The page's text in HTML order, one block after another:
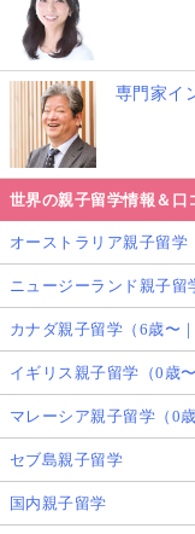
専門家イ
世界の親子留学情報＆口
オーストラリア親子留学
ニュージーランド親子留
カナダ親子留学（6歳〜
イギリス親子留学（0歳
マレーシア親子留学（0
セブ島親子留学
国内親子留学